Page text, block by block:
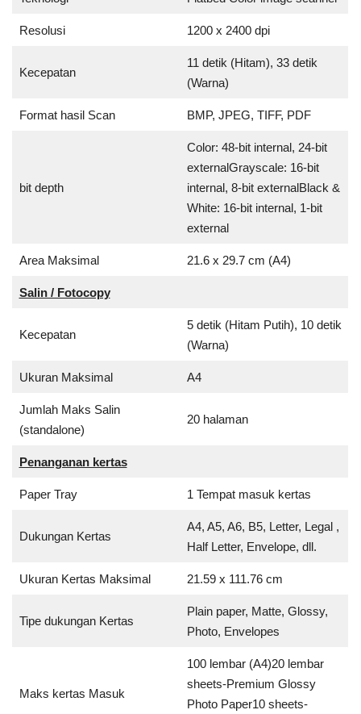
Resolusi 1200 x 2400 dpi
Kecepatan
11 detik (Hitam), 33 detik
(Warna)
Format hasil Scan BMP, JPEG, TIFF, PDF
bit depth
Color: 48-bit internal, 24-bit
externalGrayscale: 16-bit
internal, 8-bit externalBlack &
White: 16-bit internal, 1-bit
external
Area Maksimal 21.6 x 29.7 cm (A4)
Salin / Fotocopy
Kecepatan
5 detik (Hitam Putih), 10 detik
(Warna)
Ukuran Maksimal A4
Jumlah Maks Salin
(standalone)
20 halaman
Penanganan kertas
Paper Tray 1 Tempat masuk kertas
Dukungan Kertas
A4, A5, A6, B5, Letter, Legal ,
Half Letter, Envelope, dll.
Ukuran Kertas Maksimal 21.59 x 111.76 cm
Tipe dukungan Kertas
Plain paper, Matte, Glossy,
Photo, Envelopes
Maks kertas Masuk
100 lembar (A4)20 lembar
sheets-Premium Glossy
Photo Paper10 sheets-